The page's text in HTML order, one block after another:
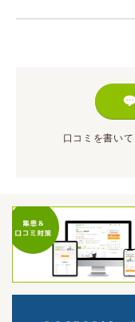
口コミを書いて